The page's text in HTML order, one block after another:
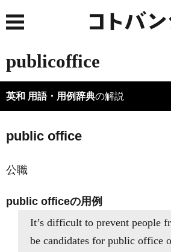
publicoffice
英和 用語・用例辞典の解説
public office
公職
public officeの用例
It’s difficult to prevent people
be candidates for public office